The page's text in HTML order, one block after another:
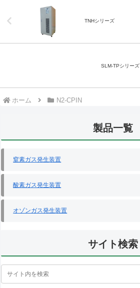
TNHシリーズ
SLM-TPシリーズ
ホーム N2-CPIN
製品一覧
窒素ガス発生装置
酸素ガス発生装置
オゾンガス発生装置
サイト検索